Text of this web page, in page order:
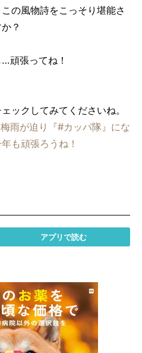
の風物詩をこっそり堪能さ
？
頑張ってね！
ックしてみてくださいね。
雨が迫り『#カッパ隊』にな
も頑張ろうね！
アプリで読む